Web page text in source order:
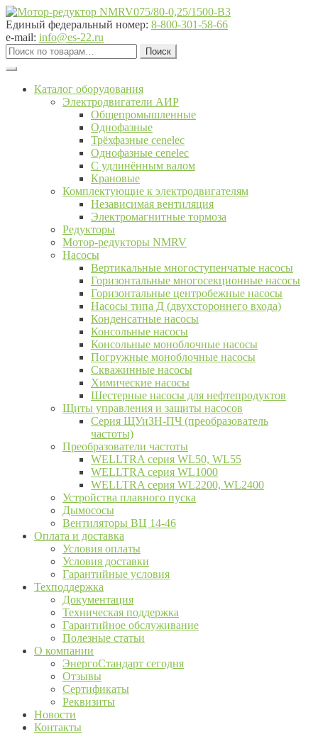
Перейти
к
навигации
Перейти
к
содержимому
Единый федеральный номер: 8-800-301-58-66
e-mail: info@es-22.ru
Искать:
Поиск
Каталог оборудования
Электродвигатели АИР
Общепромышленные
Однофазные
Трёхфазные cenelec
Однофазные cenelec
С удлинённым валом
Крановые
Комплектующие к электродвигателям
Независимая вентиляция
Электромагнитные тормоза
Редукторы
Мотор-редукторы NMRV
Насосы
Вертикальные многоступенчатые насосы
Горизонтальные многосекционные насосы
Горизонтальные центробежные насосы
Насосы типа Д (двухстороннего входа)
Конденсатные насосы
Консольные насосы
Консольные моноблочные насосы
Погружные моноблочные насосы
Скважинные насосы
Химические насосы
Шестерные насосы для нефтепродуктов
Щиты управления и защиты насосов
Серия ЩУиЗН-ПЧ (преобразователь
частоты)
Преобразователи частоты
WELLTRA cерия WL50, WL55
WELLTRA cерия WL1000
WELLTRA серия WL2200, WL2400
Устройства плавного пуска
Дымососы
Вентиляторы ВЦ 14-46
Оплата и доставка
Условия оплаты
Условия доставки
Гарантийные условия
Техподдержка
Документация
Техническая поддержка
Гарантийное обслуживание
Полезные статьи
О компании
ЭнергоСтандарт сегодня
Отзывы
Сертификаты
Реквизиты
Новости
Контакты